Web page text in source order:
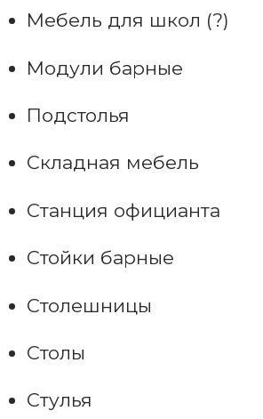
Мебель для школ (?)
Модули барные
Подстолья
Складная мебель
Станция официанта
Стойки барные
Столешницы
Столы
Стулья